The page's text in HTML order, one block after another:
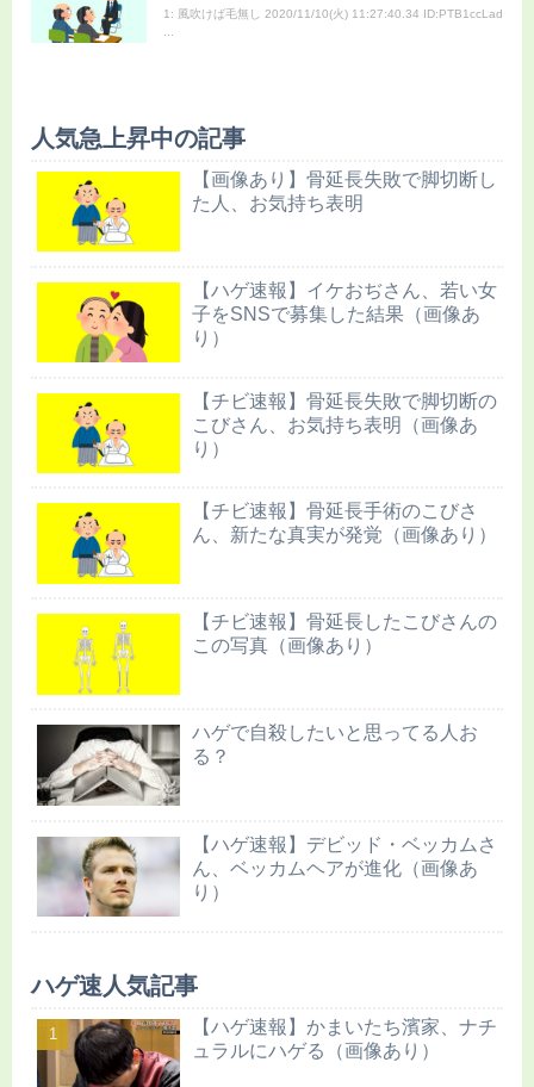
1: 風吹けば毛無し 2020/11/10(火) 11:27:40.34 ID:PTB1ccLad
人気急上昇中の記事
【画像あり】骨延長失敗で脚切断し
た人、お気持ち表明
【ハゲ速報】イケおぢさん、若い女
子をSNSで募集した結果（画像あ
り）
【チビ速報】骨延長失敗で脚切断の
こびさん、お気持ち表明（画像あ
り）
【チビ速報】骨延長手術のこびさ
ん、新たな真実が発覚（画像あり）
【チビ速報】骨延長したこびさんの
この写真（画像あり）
ハゲで自殺したいと思ってる人お
る？
【ハゲ速報】デビッド・ベッカムさ
ん、ベッカムヘアが進化（画像あ
り）
ハゲ速人気記事
【ハゲ速報】かまいたち濱家、ナチ
ュラルにハゲる（画像あり）